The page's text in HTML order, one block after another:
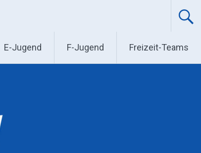
E-Jugend F-Jugend Freizeit-Teams